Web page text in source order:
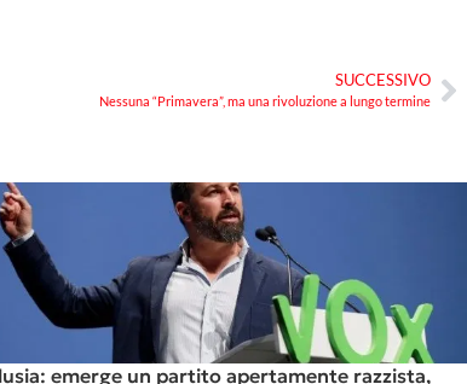
SUCCESSIVO
Nessuna “Primavera”, ma una rivoluzione a lungo termine
emerge un partito apertamente razzista,